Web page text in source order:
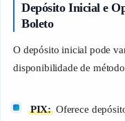
Depósito Inicial e
Boleto
O depósito inicial pode
disponibilidade de
PIX: Oferece